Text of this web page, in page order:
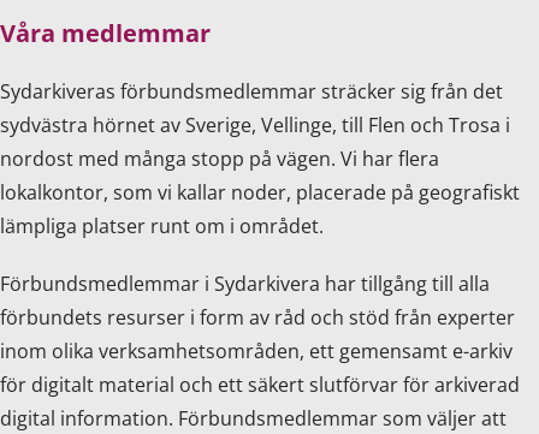
Våra medlemmar
Sydarkiveras förbundsmedlemmar sträcker sig från det
sydvästra hörnet av Sverige, Vellinge, till Flen och Trosa i
nordost med många stopp på vägen. Vi har flera
lokalkontor, som vi kallar noder, placerade på geografiskt
lämpliga platser runt om i området.
Förbundsmedlemmar i Sydarkivera har tillgång till alla
förbundets resurser i form av råd och stöd från experter
inom olika verksamhetsområden, ett gemensamt e-arkiv
för digitalt material och ett säkert slutförvar för arkiverad
digital information. Förbundsmedlemmar som väljer att